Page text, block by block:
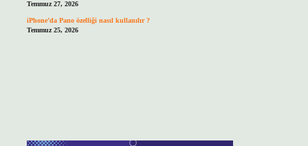
Temmuz 27, 2026
iPhone’da Pano özelliği nasıl kullanılır ?
Temmuz 25, 2026